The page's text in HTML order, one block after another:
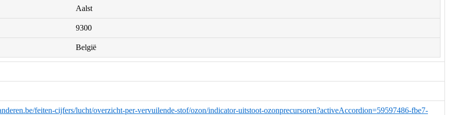
Aalst
9300
België
feiten-cijfers/lucht/overzicht-per-vervuilende-stof/ozon/indicator-uitstoot-ozonprecursoren?activeAccordion=59597486-fbe7-